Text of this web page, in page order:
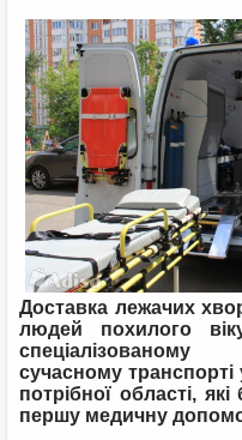
Доставка лежачих
людей похилого
сучасному транспорті
потрібної області,
першу медичну